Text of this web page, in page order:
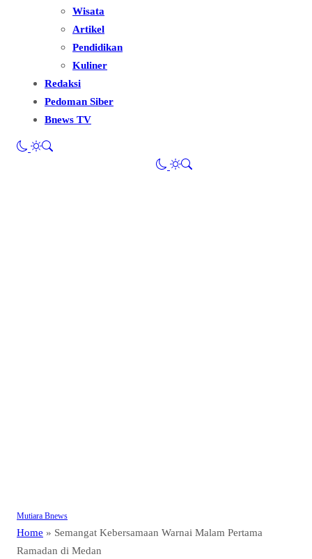
Wisata
Artikel
Pendidikan
Kuliner
Redaksi
Pedoman Siber
Bnews TV
Mutiara Bnews
Home » Semangat Kebersamaan Warnai Malam Pertama
Ramadan di Medan